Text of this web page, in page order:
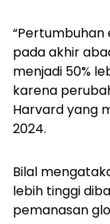
“Pertumbuhan
pada akhir
menjadi 50%
karena
Harvard yang
2024.
Bilal
lebih tinggi
pemanasan